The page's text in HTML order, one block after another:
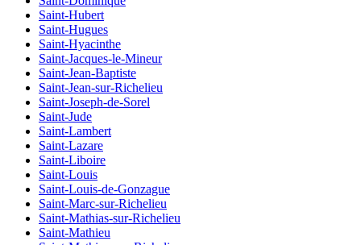
Saint-Hubert
Saint-Hugues
Saint-Hyacinthe
Saint-Jacques-le-Mineur
Saint-Jean-Baptiste
Saint-Jean-sur-Richelieu
Saint-Joseph-de-Sorel
Saint-Jude
Saint-Lambert
Saint-Lazare
Saint-Liboire
Saint-Louis
Saint-Louis-de-Gonzague
Saint-Marc-sur-Richelieu
Saint-Mathias-sur-Richelieu
Saint-Mathieu